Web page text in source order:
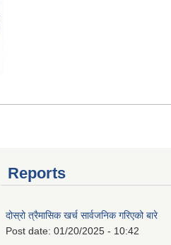
Reports
दोस्रो त्रैमासिक खर्च सार्वजनिक गरिएको बारे
Post date: 01/20/2025 - 10:42